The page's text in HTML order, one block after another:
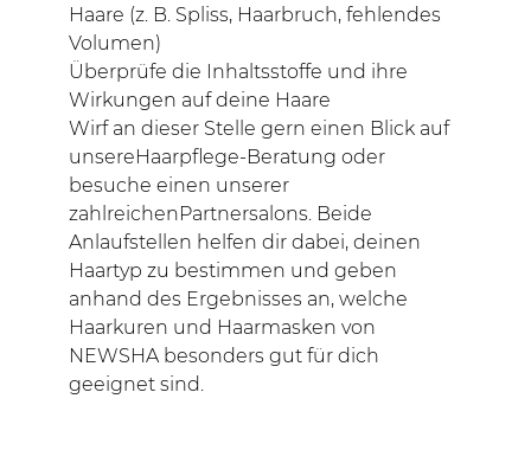
Haare (z. B. Spliss, Haarbruch, fehlendes
Volumen)
Überprüfe die Inhaltsstoffe und ihre
Wirkungen auf deine Haare
Wirf an dieser Stelle gern einen Blick auf
unsereHaarpflege-Beratung oder
besuche einen unserer
zahlreichenPartnersalons. Beide
Anlaufstellen helfen dir dabei, deinen
Haartyp zu bestimmen und geben
anhand des Ergebnisses an, welche
Haarkuren und Haarmasken von
NEWSHA besonders gut für dich
geeignet sind.